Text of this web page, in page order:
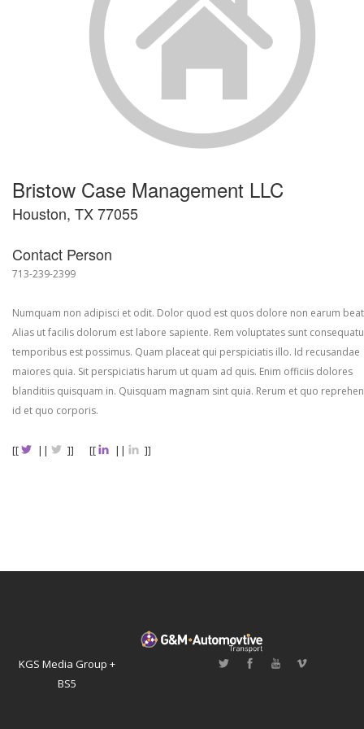
Bristow Case Management LLC
Houston, TX 77055
Contact Person
713-239-2399
Numquam non adipisci et odit. Dolor quod est quos dolore non earum
Alias ut facilis dolorum est labore sapiente. Rem voluptates sunt
temporibus est possimus. Quam placeat qui perspiciatis illo. Id recusandae
maiores quia. Sit perspiciatis harum ut quam ad quis. Enim officiis dolores
blanditiis quisquam in. Quisquam magnam sint quia. Rerum et quo
id et quo corporis.
[[ || ]] [[ || ]]
KGS Media Group +
BS5